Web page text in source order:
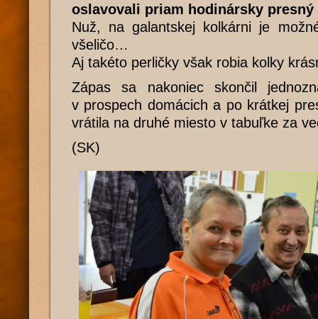
oslavovali priam hodinársky presný
Nuž, na galantskej kolkárni je
všeličo…
Aj takéto perličky však robia kolky
Zápas sa nakoniec skončil
v prospech domácich a po krátkej
vrátila na druhé miesto v tabuľke za
(SK)